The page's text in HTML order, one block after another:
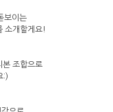
보이는
소개할게요!
본 조합으로
:)